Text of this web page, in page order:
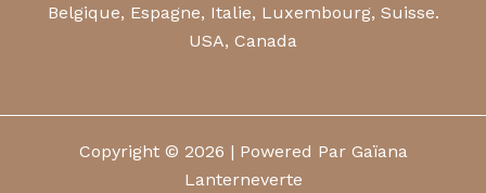
Belgique, Espagne, Italie, Luxembourg, Suisse.
USA, Canada
Copyright © 2026 | Powered Par Gaïana
Lanterneverte